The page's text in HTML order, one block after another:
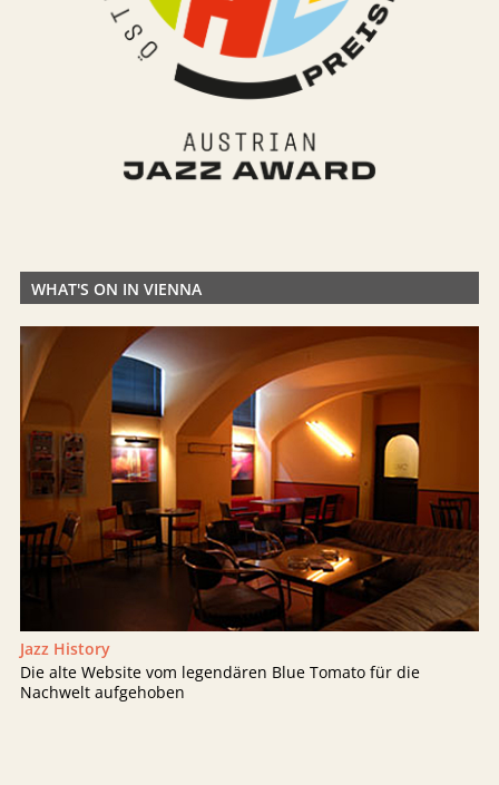
WHAT'S ON IN VIENNA
Jazz History
Die alte Website vom legendären Blue Tomato für die
Nachwelt aufgehoben